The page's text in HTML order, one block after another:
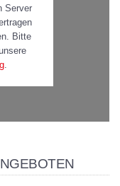
Server
Bitte